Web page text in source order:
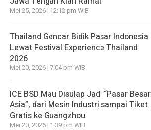
Mei 25, 2026 | 12:12 pm WIB
Thailand Gencar Bidik Pasar Indonesia
Lewat Festival Experience Thailand
2026
Mei 20, 2026 | 7:04 pm WIB
ICE BSD Mau Disulap Jadi “Pasar Besar
Asia”, dari Mesin Industri sampai Tiket
Gratis ke Guangzhou
Mei 20, 2026 | 1:39 pm WIB